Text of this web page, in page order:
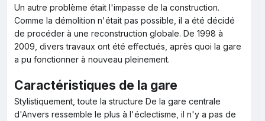
Un autre problème était l'impasse de la construction.
Comme la démolition n'était pas possible, il a été décidé
de procéder à une reconstruction globale. De 1998 à
2009, divers travaux ont été effectués, après quoi la gare
a pu fonctionner à nouveau pleinement.
Caractéristiques de la gare
Stylistiquement, toute la structure De la gare centrale
d'Anvers ressemble le plus à l'éclectisme, il n'y a pas de